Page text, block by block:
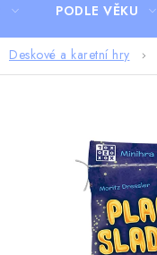
PODLE VĚKU
Deskové a karetní hry